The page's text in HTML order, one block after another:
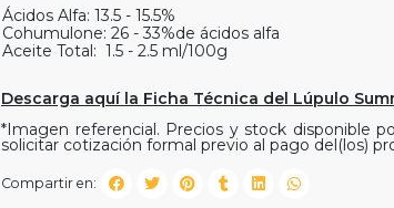
Ácidos Alfa: 13.5 - 15.5%
Cohumulone: 26 - 33%de ácidos alfa
Aceite Total: 1.5 - 2.5 ml/100g
Descarga aquí la Ficha Técnica del Lúpulo
*Imagen referencial. Precios y stock disponible
solicitar cotización formal previo al pago del(los)
Compartir en: